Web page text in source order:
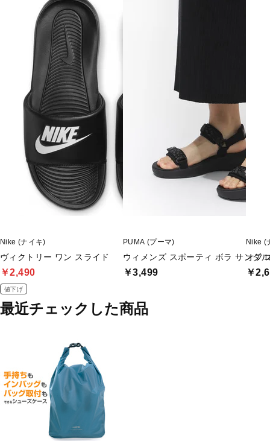
Nike (ナイキ)
ヴィクトリー ワン スライド
￥2,490
値下げ
PUMA (プーマ)
ウィメンズ スポーティ ボラ サンダル
￥3,499
Nike (
オフ
￥
最近チェックした商品